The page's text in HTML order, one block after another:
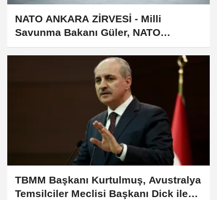
NATO ANKARA ZİRVESİ - Milli
Savunma Bakanı Güler, NATO
Savunma Bakanları için düzenlenen
çalışma yemeğine katıldı
TBMM Başkanı Kurtulmuş, Avustralya
Temsilciler Meclisi Başkanı Dick ile